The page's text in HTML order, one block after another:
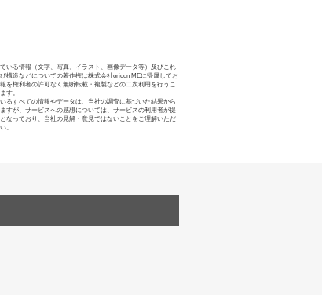
いる情報（文字、写真、イラスト、画像データ等）及びこれ
構造などについての著作権は株式会社oricon MEに帰属してお
を権利者の許可なく無断転載・複製などの二次利用を行うこ
す。
るすべての情報やデータは、当社の調査に基づいた結果から
すが、サービスへの感想については、サービスの利用者が提
なっており、当社の見解・意見ではないことをご理解いただ
。